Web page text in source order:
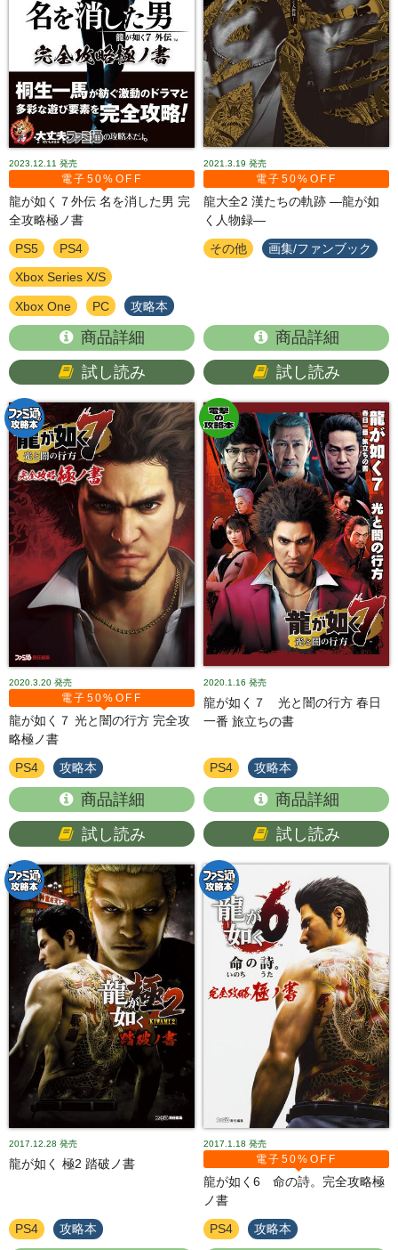
2023.12.11 発売
電子50%OFF
龍が如く７外伝 名を消した男 完
全攻略極ノ書
PS5 PS4
Xbox Series X/S
Xbox One PC 攻略本
商品詳細
試し読み
2021.3.19 発売
電子50%OFF
龍大全2 漢たちの軌跡 ―龍が如
く人物録―
その他 画集/ファンブック
商品詳細
試し読み
2020.3.20 発売
電子50%OFF
龍が如く７ 光と闇の行方 完全攻
略極ノ書
PS4 攻略本
商品詳細
試し読み
2020.1.16 発売
龍が如く７ 光と闇の行方 春日
一番 旅立ちの書
PS4 攻略本
商品詳細
試し読み
2017.12.28 発売
龍が如く 極2 踏破ノ書
PS4 攻略本
2017.1.18 発売
電子50%OFF
龍が如く6 命の詩。完全攻略極
ノ書
PS4 攻略本